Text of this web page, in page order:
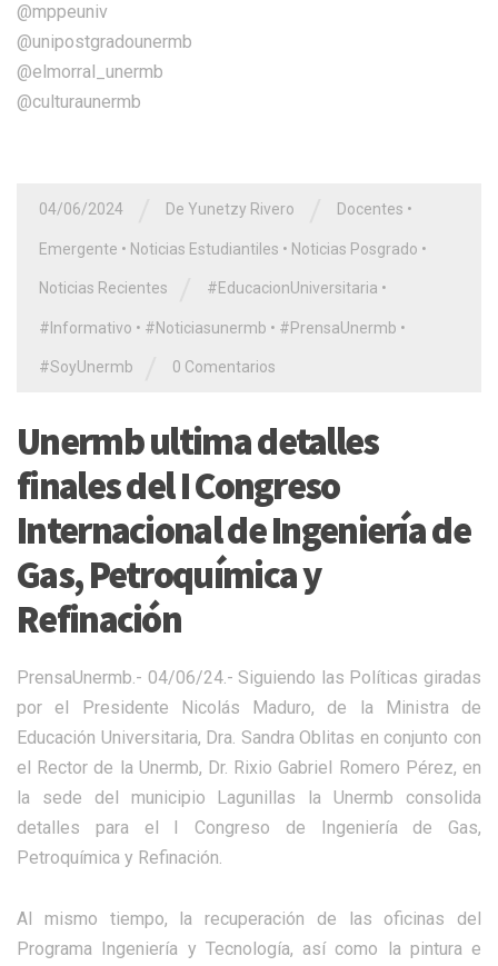
@mppeuniv
@unipostgradounermb
@elmorral_unermb
@culturaunermb
04/06/2024 De Yunetzy Rivero Docentes •
Emergente • Noticias Estudiantiles • Noticias Posgrado •
Noticias Recientes #EducacionUniversitaria •
#Informativo • #Noticiasunermb • #PrensaUnermb •
#SoyUnermb 0 Comentarios
Unermb ultima detalles
finales del I Congreso
Internacional de Ingeniería de
Gas, Petroquímica y
Refinación
PrensaUnermb.- 04/06/24.- Siguiendo las Políticas giradas
por el Presidente Nicolás Maduro, de la Ministra de
Educación Universitaria, Dra. Sandra Oblitas en conjunto con
el Rector de la Unermb, Dr. Rixio Gabriel Romero Pérez, en
la sede del municipio Lagunillas la Unermb consolida
detalles para el I Congreso de Ingeniería de Gas,
Petroquímica y Refinación.
Al mismo tiempo, la recuperación de las oficinas del
Programa Ingeniería y Tecnología, así como la pintura e